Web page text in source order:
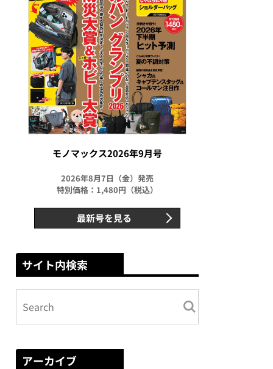
モノマックス2026年9月号
2026年8月7日（金）発売
特別価格：1,480円（税込）
最新号を見る
サイト内検索
アーカイブ